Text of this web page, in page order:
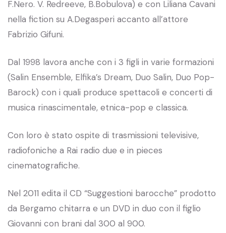
F.Nero. V. Redreeve, B.Bobulova) e con Liliana Cavani
nella fiction su A.Degasperi accanto all’attore
Fabrizio Gifuni.
Dal 1998 lavora anche con i 3 figli in varie formazioni
(Salin Ensemble, Elfika’s Dream, Duo Salin, Duo Pop-
Barock) con i quali produce spettacoli e concerti di
musica rinascimentale, etnica-pop e classica.
Con loro è stato ospite di trasmissioni televisive,
radiofoniche a Rai radio due e in pieces
cinematografiche.
Nel 2011 edita il CD “Suggestioni barocche” prodotto
da Bergamo chitarra e un DVD in duo con il figlio
Giovanni con brani dal 300 al 900.